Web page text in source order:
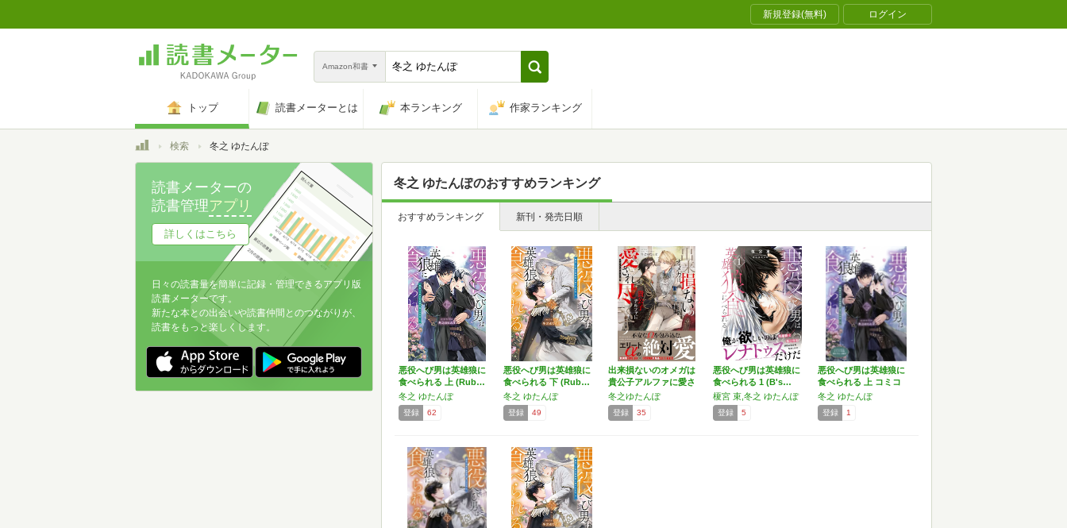
新規登録(無料) ログイン
Amazon和書
トップ 読書メーターとは 本ランキング 作家ランキング
トップ検索 冬之 ゆたんぽ
冬之 ゆたんぽのおすすめランキング
おすすめランキング 新刊・発売日順
悪役へび男は英雄狼に
食べられる 上 (Rub…
冬之 ゆたんぽ
登録 62
悪役へび男は英雄狼に
食べられる 下 (Rub…
冬之 ゆたんぽ
登録 49
出来損ないのオメガは
貴公子アルファに愛さ
れ尽…
冬之ゆたんぽ
登録 35
悪役へび男は英雄狼に
食べられる 1 (B's…
榎宮 束,冬之 ゆたんぽ
登録 5
悪役へび男は英雄狼に
食べられる 上 コミコ
ミ…
冬之 ゆたんぽ
登録 1
読書メーターの
読書管理アプリ
詳しくはこちら
日々の読書量を簡単に記録・管理できるアプリ版
読書メーターです。
新たな本との出会いや読書仲間とのつながりが、
読書をもっと楽しくします。